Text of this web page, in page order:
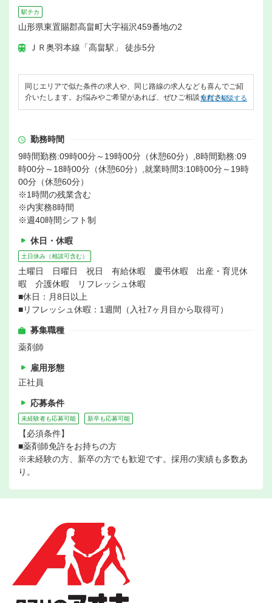
駅チカ
山形県東置賜郡高畠町大字福沢459番地の2
ＪＲ奥羽本線「高畠駅」 徒歩5分
同じエリアで似た条件の求人や、同じ路線の求人なども喜んでご紹
介いたします。お悩みやご希望があれば、ぜひご相談ください。
無料で相談する
勤務時間
9時間勤務:09時00分～19時00分（休憩60分）,8時間勤務:09
時00分～18時00分（休憩60分）,就業時間3:10時00分～19時
00分（休憩60分）
※1時間の残業含む
※内実務8時間
※週40時間シフト制
休日・休暇
土日休み（相談可含む）
土曜日 日曜日 祝日 有給休暇 慶弔休暇 出産・育児休
暇 介護休暇 リフレッシュ休暇
■休日：月8日以上
■リフレッシュ休暇：1週間（入社7ヶ月目から取得可）
募集職種
薬剤師
雇用形態
正社員
応募条件
未経験者も応募可能 新卒も応募可能
【必須条件】
■薬剤師免許をお持ちの方
※未経験の方、新卒の方でも歓迎です。採用の実績も多数あ
り。